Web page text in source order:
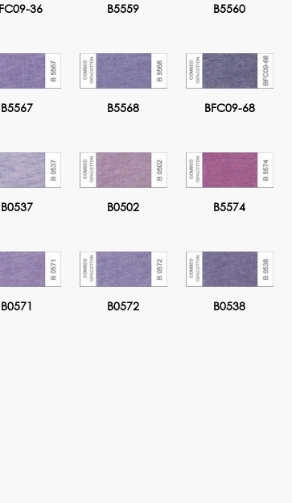
36 B5559 B5560
B5567 B5568 BFC09-68
B0537 B0502 B5574
B0571 B0572 B0538